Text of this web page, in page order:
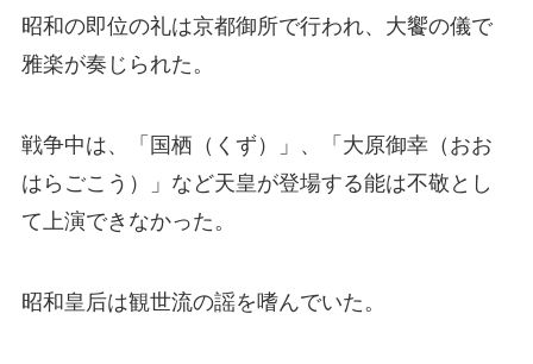
昭和の即位の礼は京都御所で行われ、大饗の儀で
雅楽が奏じられた。
戦争中は、「国栖（くず）」、「大原御幸（おお
はらごこう）」など天皇が登場する能は不敬とし
て上演できなかった。
昭和皇后は観世流の謡を嗜んでいた。